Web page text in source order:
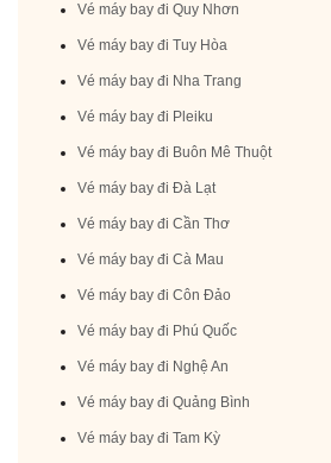
Vé máy bay đi Quy Nhơn
Vé máy bay đi Tuy Hòa
Vé máy bay đi Nha Trang
Vé máy bay đi Pleiku
Vé máy bay đi Buôn Mê Thuột
Vé máy bay đi Đà Lạt
Vé máy bay đi Cần Thơ
Vé máy bay đi Cà Mau
Vé máy bay đi Côn Đảo
Vé máy bay đi Phú Quốc
Vé máy bay đi Nghệ An
Vé máy bay đi Quảng Bình
Vé máy bay đi Tam Kỳ